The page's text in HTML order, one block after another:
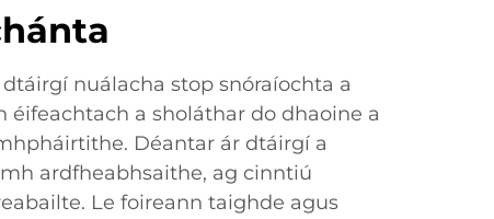
nuálacha stop snóraíochta a
éifeachtach a sholáthar do dhaoine a
Déantar ár dtáirgí a
ardfheabhsaithe, ag cinntiú
Le foireann taighde agus